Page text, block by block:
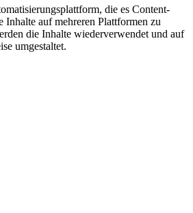
die es Content-
Inhalte auf mehreren Plattformen zu
die Inhalte wiederverwendet und auf
umgestaltet.